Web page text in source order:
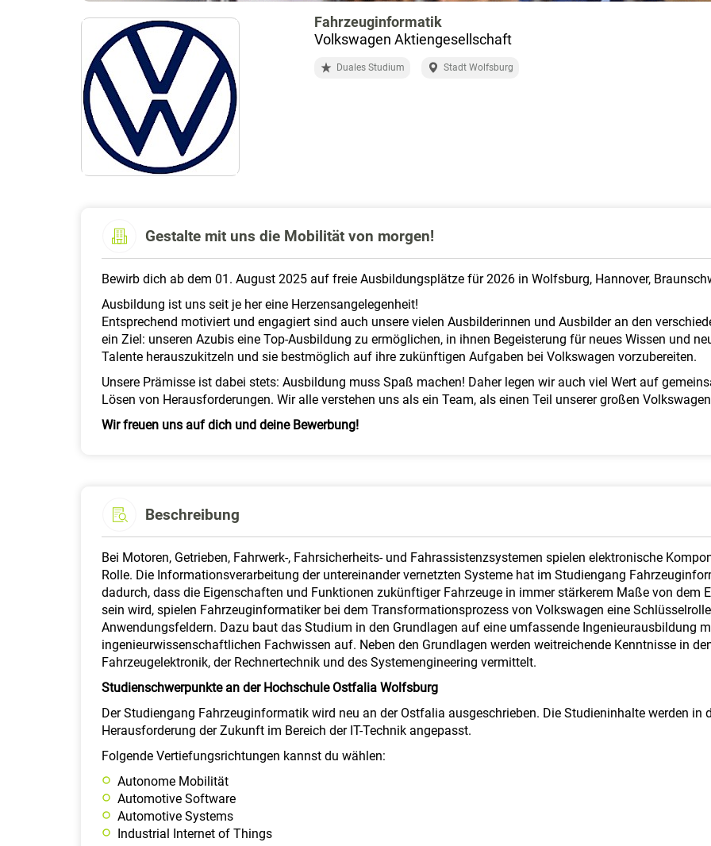
Fahrzeuginformatik
Volkswagen Aktiengesellschaft
Duales Studium Stadt Wolfsburg
Gestalte mit uns die Mobilität von morgen!
Bewirb dich ab dem 01. August 2025 auf freie Ausbildungsplätze für 2026 in Wolfsburg, Hannover,
Ausbildung ist uns seit je her eine Herzensangelegenheit!
Entsprechend motiviert und engagiert sind auch unsere vielen Ausbilderinnen und Ausbilder an den
ein Ziel: unseren Azubis eine Top-Ausbildung zu ermöglichen, in ihnen Begeisterung für neues Wissen und
Talente herauszukitzeln und sie bestmöglich auf ihre zukünftigen Aufgaben bei Volkswagen vorzubereiten.
Unsere Prämisse ist dabei stets: Ausbildung muss Spaß machen! Daher legen wir auch viel Wert auf
Lösen von Herausforderungen. Wir alle verstehen uns als ein Team, als einen Teil unserer großen
Wir freuen uns auf dich und deine Bewerbung!
Beschreibung
Bei Motoren, Getrieben, Fahrwerk-, Fahrsicherheits- und Fahrassistenzsystemen spielen elektronische
Rolle. Die Informationsverarbeitung der untereinander vernetzten Systeme hat im Studiengang
dadurch, dass die Eigenschaften und Funktionen zukünftiger Fahrzeuge in immer stärkerem Maße von dem
sein wird, spielen Fahrzeuginformatiker bei dem Transformationsprozess von Volkswagen eine
Anwendungsfeldern. Dazu baut das Studium in den Grundlagen auf eine umfassende Ingenieurausbildung
ingenieurwissenschaftlichen Fachwissen auf. Neben den Grundlagen werden weitreichende Kenntnisse in
Fahrzeugelektronik, der Rechnertechnik und des Systemengineering vermittelt.
Studienschwerpunkte an der Hochschule Ostfalia Wolfsburg
Der Studiengang Fahrzeuginformatik wird neu an der Ostfalia ausgeschrieben. Die Studieninhalte werden in
Herausforderung der Zukunft im Bereich der IT-Technik angepasst.
Folgende Vertiefungsrichtungen kannst du wählen:
Autonome Mobilität
Automotive Software
Automotive Systems
Industrial Internet of Things